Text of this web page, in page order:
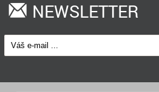
NEWSLETTER